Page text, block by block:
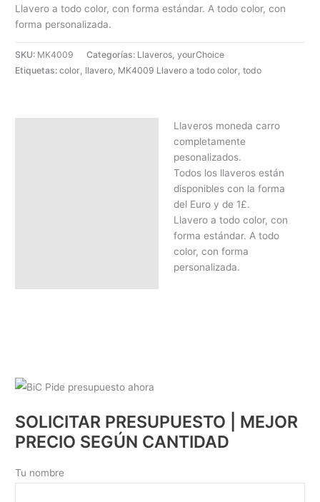
Llavero a todo color, con forma estándar. A todo color, con
forma personalizada.
SKU: MK4009 Categorías: Llaveros,yourChoice
Etiquetas:color, llavero, MK4009 Llavero a todo color,todo
Llaveros moneda carro
completamente
pesonalizados.
Todos los llaveros están
disponibles con la forma
del Euro y de 1£.
Llavero a todo color, con
forma estándar. A todo
color, con forma
personalizada.
SOLICITAR PRESUPUESTO | MEJOR
PRECIO SEGÚN CANTIDAD
Tu nombre